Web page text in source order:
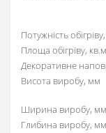
Потужність
Площа обігріву,
Декоративне
Висота виробу, мм
Ширина виробу, мм
Глибина виробу, мм